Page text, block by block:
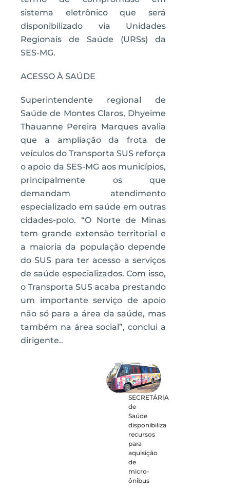
sistema eletrônico que será
disponibilizado via Unidades
Regionais de Saúde (URSs) da
SES-MG.
ACESSO À SAÚDE
Superintendente regional de
Saúde de Montes Claros, Dhyeime
Thauanne Pereira Marques avalia
que a ampliação da frota de
veículos do Transporta SUS reforça
o apoio da SES-MG aos municípios,
principalmente os que
demandam atendimento
especializado em saúde em outras
cidades-polo. “O Norte de Minas
tem grande extensão territorial e
a maioria da população depende
do SUS para ter acesso a serviços
de saúde especializados. Com isso,
o Transporta SUS acaba prestando
um importante serviço de apoio
não só para a área da saúde, mas
também na área social”, conclui a
dirigente..
SECRETÁRIA
de
Saúde
disponibiliza
recursos
para
aquisição
de
micro-
ônibus